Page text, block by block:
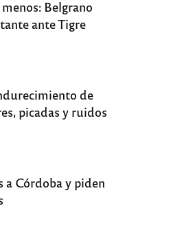
Belgrano
ante Tigre
de
picadas y ruidos
a Córdoba y piden